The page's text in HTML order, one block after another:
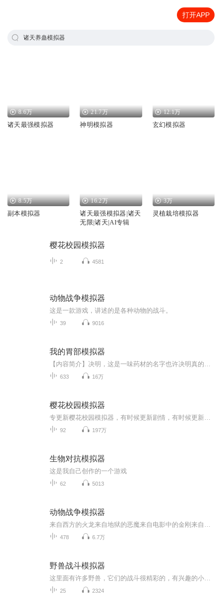
打开APP
诸天养蛊模拟器
8.6万
诸天最强模拟器
21.7万
神明模拟器
12.1万
玄幻模拟器
8.5万
副本模拟器
16.2万
诸天最强模拟器|诸天
无限|诸天|AI专辑
3万
灵植栽培模拟器
樱花校园模拟器
2 4581
动物战争模拟器
这是一款游戏，讲述的是各种动物的战斗。
39 9016
我的胃部模拟器
633 16万
樱花校园模拟器
92 197万
生物对抗模拟器
这是我自己创作的一个游戏
62 5013
动物战争模拟器
478 6.7万
野兽战斗模拟器
25 2324